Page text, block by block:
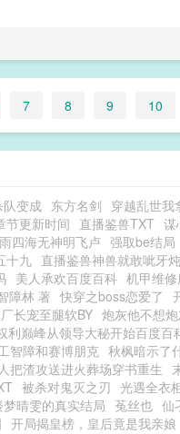
7 8 9 10
队变成 东方名剑 穿越乱世我
节更新时间 直播鉴兽TXT 谋
四海无神明飞卢 强取be结局
十九 直播鉴兽神兽就敢呲牙
美人承欢百度百科 机甲维
障林 著 快穿之boss恋爱了
长宠至腿软BY 炮灰他不想
利巅峰从领导大秘开始百度百
智障和赛博朋克 秋枫暗示了
把渣攻送进火葬场穿书重生
被杀对鬼灭之刃 光遇全衣
梦晴雯的真实结局 菟丝也 仙
开局揭皇榜，皇后竟是我亲娘